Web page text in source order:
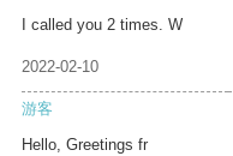
I called you 2 times. W
2022-02-10
游客
Hello, Greetings fr